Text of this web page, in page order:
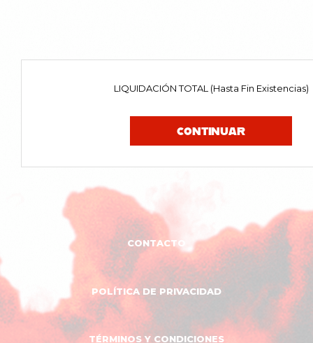
LIQUIDACIÓN TOTAL (Hasta Fin Existencias)
CONTINUAR
CONTACTO
POLÍTICA DE PRIVACIDAD
TÉRMINOS Y CONDICIONES